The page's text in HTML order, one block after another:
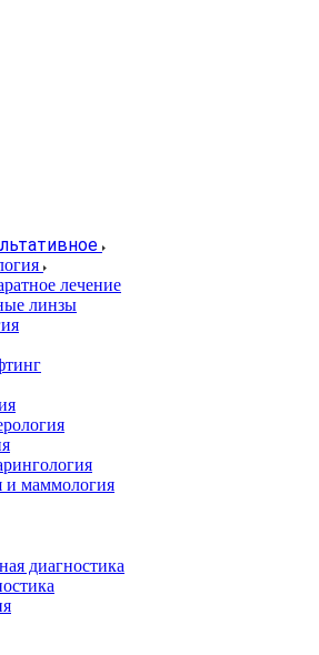
лечение
линзы
и маммология
диагностика